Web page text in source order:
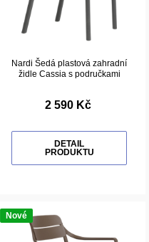
Nardi Šedá plastová zahradní
židle Cassia s područkami
2 590 Kč
DETAIL
PRODUKTU
Nové